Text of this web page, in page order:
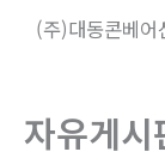
(주)대동콘베어
자유게시